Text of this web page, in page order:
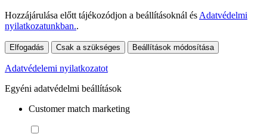
Hozzájárulása előtt tájékozódjon a beállításoknál és Adatvédelmi
nyilatkozatunkban..
Elfogadás Csak a szükséges Beállítások módosítása
Adatvédelemi nyilatkozatot
Egyéni adatvédelmi beállítások
Customer match marketing